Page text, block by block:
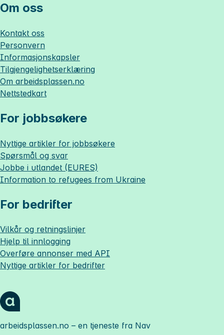
Om oss
Kontakt oss
Personvern
Informasjonskapsler
Tilgjengelighetserklæring
Om arbeidsplassen.no
Nettstedkart
For jobbsøkere
Nyttige artikler for jobbsøkere
Spørsmål og svar
Jobbe i utlandet (EURES)
Information to refugees from Ukraine
For bedrifter
Vilkår og retningslinjer
Hjelp til innlogging
Overføre annonser med API
Nyttige artikler for bedrifter
arbeidsplassen.no – en tjeneste fra Nav